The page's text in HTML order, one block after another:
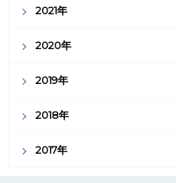
2021年
2020年
2019年
2018年
2017年